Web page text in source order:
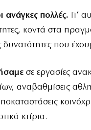
ανάγκες πολλές. Γι’
κοντά στα
δυνατότητες που
σε εργασίες
αναβαθμίσεις
κτίρια.